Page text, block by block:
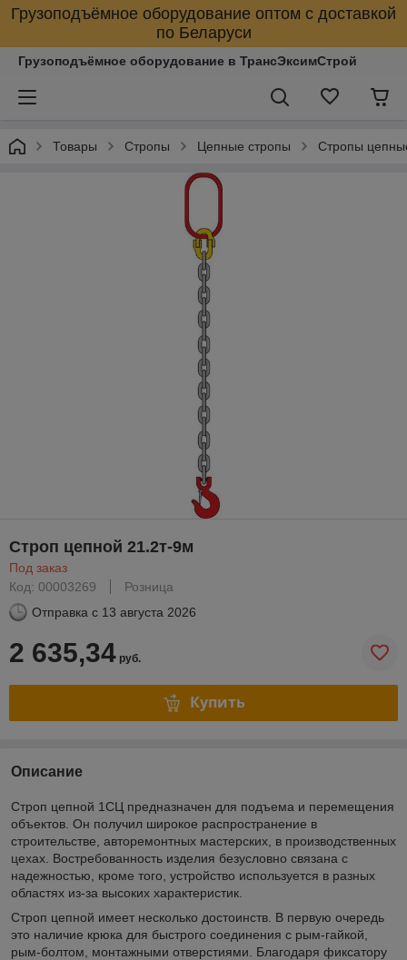
Грузоподъёмное оборудование оптом с доставкой
по Беларуси
Грузоподъёмное оборудование в ТрансЭксимСтрой
Товары Стропы Цепные стропы Стропы
Строп цепной 21.2т-9м
Под заказ
Код: 00003269
Розница
Отправка с 13 августа 2026
2 635,34 руб.
Купить
Описание
Строп цепной 1СЦ предназначен для подъема и перемещения
объектов. Он получил широкое распространение в
строительстве, авторемонтных мастерских, в производственных
цехах. Востребованность изделия безусловно связана с
надежностью, кроме того, устройство используется в разных
областях из-за высоких характеристик.
Строп цепной имеет несколько достоинств. В первую очередь
это наличие крюка для быстрого соединения с рым-гайкой,
рым-болтом, монтажными отверстиями. Благодаря фиксатору